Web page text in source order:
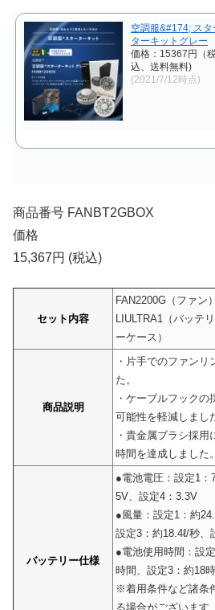
空調服&#174; スタ
ターキットグレー
価格：15367円（
込、送料無料)
(2021/7/12時点)
商品番号 FANBT2GBOX
価格
15,367円 (税込)
セット内容
FAN2200G（ファン
LIULTRA1（バッテ
ーケース）
商品説明
・片手でのファンリ
た。
・ケーブルフック
可能性を軽減しまし
・貴金属ブラシ採
時間を達成しました。
バッテリー仕様
●電池電圧：設定1：
5V、設定4：3.3V
●風量：設定1：約
設定3：約18.4ℓ/秒、
●電池使用時間：設
時間、設定3：約18
※着用条件など諸条
る場合がございます